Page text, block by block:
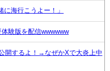
海行こうよー！」
験版を配信wwwwww
開するよ！→なぜかXで大炎上中